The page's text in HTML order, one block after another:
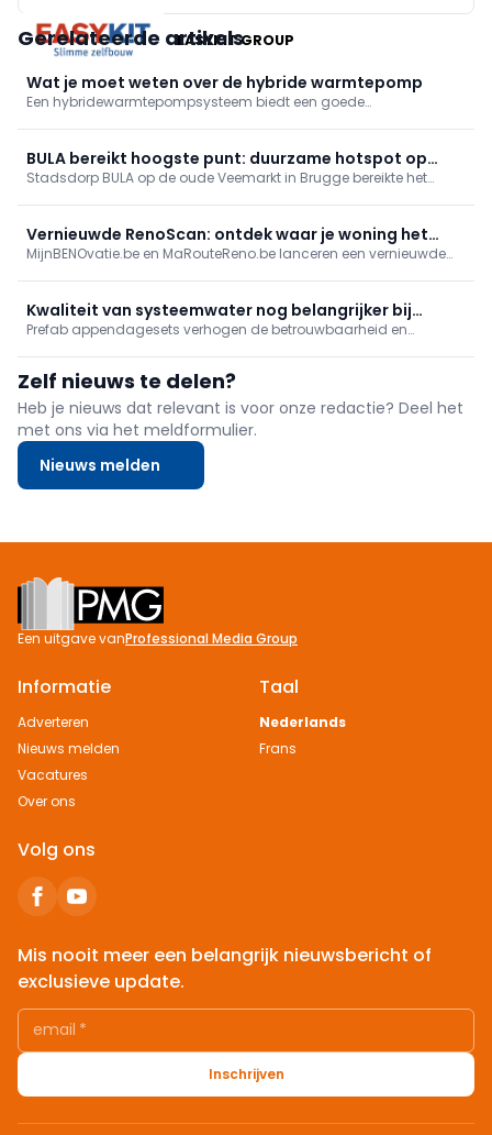
EASYKIT GROUP
Gerelateerde artikels
Wat je moet weten over de hybride warmtepomp
Een hybridewarmtepompsysteem biedt een goede
nuttig? En wat is het verschil met een bivalente installatie?
BULA bereikt hoogste punt: duurzame hotspot op
Brugse Veemarkt
Stadsdorp BULA op de oude Veemarkt in Brugge bereikte het
praktijken tekenen in; fossielvrije energie via geothermie. Eerste
intrek midden 2027.
Vernieuwde RenoScan: ontdek waar je woning het
meest energie bespaart
MijnBENOvatie.be en MaRouteReno.be lanceren een vernieuwde
prioritaire renovaties en bijhorende premies/financiering, met een
persoonlijk rapport en stap-voor-stapadvies.
Kwaliteit van systeemwater nog belangrijker bij
warmtepomp
Prefab appendagesets verhogen de betrouwbaarheid en
optimale prestaties en een langere levensduur van de installatie.
Zelf nieuws te delen?
Heb je nieuws dat relevant is voor onze redactie? Deel het
met ons via het meldformulier.
Nieuws melden
Footer
Een uitgave vanProfessional Media Group
Informatie
Adverteren
Nieuws melden
Vacatures
Over ons
Taal
Nederlands
Frans
Volg ons
Mis nooit meer een belangrijk nieuwsbericht of
exclusieve update.
email *
Inschrijven